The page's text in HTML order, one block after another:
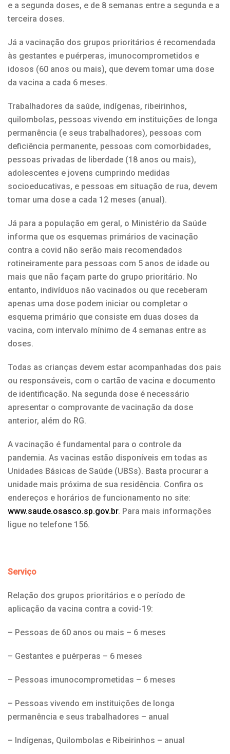
e a segunda doses, e de 8 semanas entre a segunda e a
terceira doses.
Já a vacinação dos grupos prioritários é recomendada
às gestantes e puérperas, imunocomprometidos e
idosos (60 anos ou mais), que devem tomar uma dose
da vacina a cada 6 meses.
Trabalhadores da saúde, indígenas, ribeirinhos,
quilombolas, pessoas vivendo em instituições de longa
permanência (e seus trabalhadores), pessoas com
deficiência permanente, pessoas com comorbidades,
pessoas privadas de liberdade (18 anos ou mais),
adolescentes e jovens cumprindo medidas
socioeducativas, e pessoas em situação de rua, devem
tomar uma dose a cada 12 meses (anual).
Já para a população em geral, o Ministério da Saúde
informa que os esquemas primários de vacinação
contra a covid não serão mais recomendados
rotineiramente para pessoas com 5 anos de idade ou
mais que não façam parte do grupo prioritário. No
entanto, indivíduos não vacinados ou que receberam
apenas uma dose podem iniciar ou completar o
esquema primário que consiste em duas doses da
vacina, com intervalo mínimo de 4 semanas entre as
doses.
Todas as crianças devem estar acompanhadas dos pais
ou responsáveis, com o cartão de vacina e documento
de identificação. Na segunda dose é necessário
apresentar o comprovante de vacinação da dose
anterior, além do RG.
A vacinação é fundamental para o controle da
pandemia. As vacinas estão disponíveis em todas as
Unidades Básicas de Saúde (UBSs). Basta procurar a
unidade mais próxima de sua residência. Confira os
endereços e horários de funcionamento no site:
www.saude.osasco.sp.gov.br. Para mais informações
ligue no telefone 156.
Serviço
Relação dos grupos prioritários e o período de
aplicação da vacina contra a covid-19:
– Pessoas de 60 anos ou mais – 6 meses
– Gestantes e puérperas – 6 meses
– Pessoas imunocomprometidas – 6 meses
– Pessoas vivendo em instituições de longa
permanência e seus trabalhadores – anual
– Indígenas, Quilombolas e Ribeirinhos – anual